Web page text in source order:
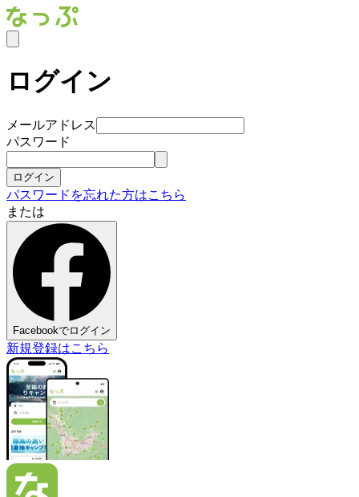
ログイン
メールアドレス
パスワード
ログイン
パスワードを忘れた方はこちら
または
Facebookでログイン
新規登録はこちら